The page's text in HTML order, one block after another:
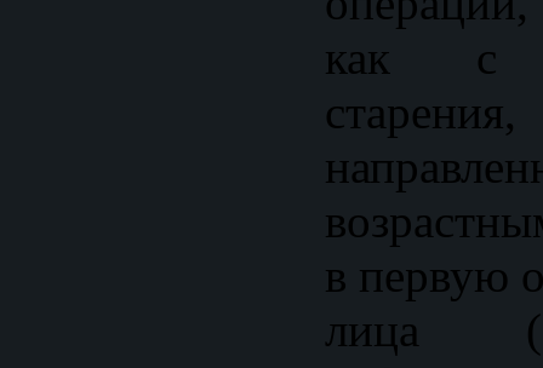
как с
в первую
лица